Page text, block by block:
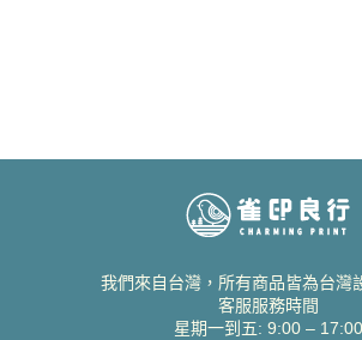
我們來自台灣，所有商品皆為台灣
客服服務時間
星期一到五: 9:00 – 17:00